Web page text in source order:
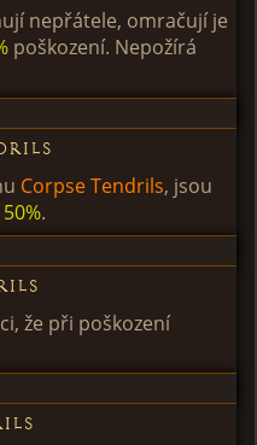
nepřátele, omračují je
poškození. Nepožírá
Corpse Tendrils, jsou
50%.
že při poškození